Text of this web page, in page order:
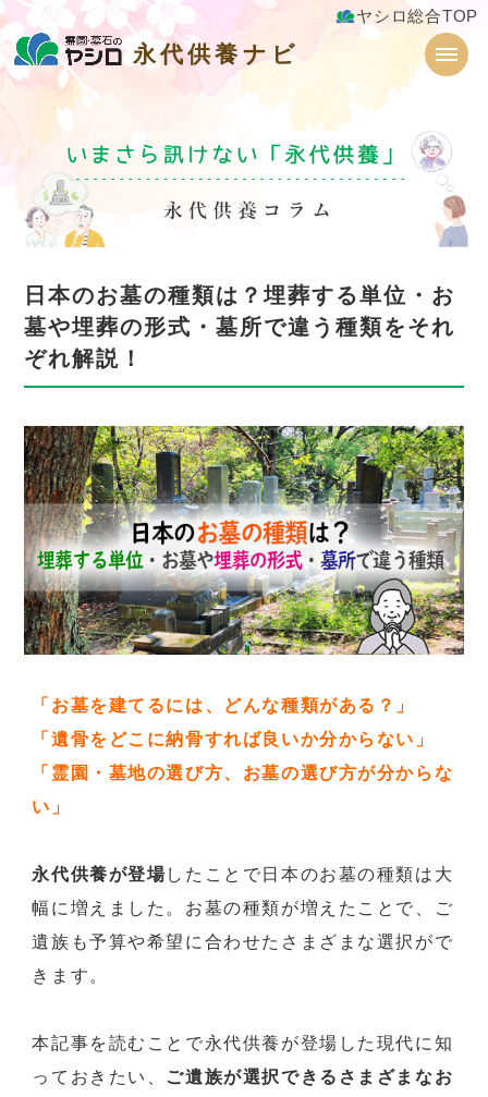
ヤシロ総合TOP
永代供養ナビ
永代供養ナビ
日本のお墓の種類は？埋葬する単位・お
墓や埋葬の形式・墓所で違う種類をそれ
ぞれ解説！
「お墓を建てるには、どんな種類がある？」
「遺骨をどこに納骨すれば良いか分からない」
「霊園・墓地の選び方、お墓の選び方が分からな
い」
永代供養が登場したことで日本のお墓の種類は大
幅に増えました。お墓の種類が増えたことで、ご
遺族も予算や希望に合わせたさまざまな選択がで
きます。
本記事を読むことで永代供養が登場した現代に知
っておきたい、 ご遺族が選択できるさまざまなお